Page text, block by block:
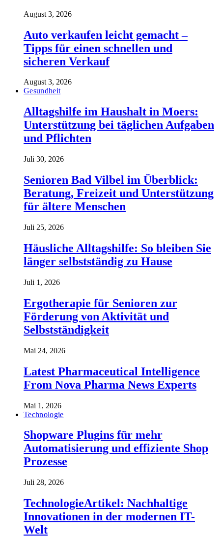
August 3, 2026
Auto verkaufen leicht gemacht –
Tipps für einen schnellen und
sicheren Verkauf
August 3, 2026
Gesundheit
Alltagshilfe im Haushalt in Moers:
Unterstützung bei täglichen Aufgaben
und Pflichten
Juli 30, 2026
Senioren Bad Vilbel im Überblick:
Beratung, Freizeit und Unterstützung
für ältere Menschen
Juli 25, 2026
Häusliche Alltagshilfe: So bleiben Sie
länger selbstständig zu Hause
Juli 1, 2026
Ergotherapie für Senioren zur
Förderung von Aktivität und
Selbstständigkeit
Mai 24, 2026
Latest Pharmaceutical Intelligence
From Nova Pharma News Experts
Mai 1, 2026
Technologie
Shopware Plugins für mehr
Automatisierung und effiziente Shop
Prozesse
Juli 28, 2026
TechnologieArtikel: Nachhaltige
Innovationen in der modernen IT-
Welt